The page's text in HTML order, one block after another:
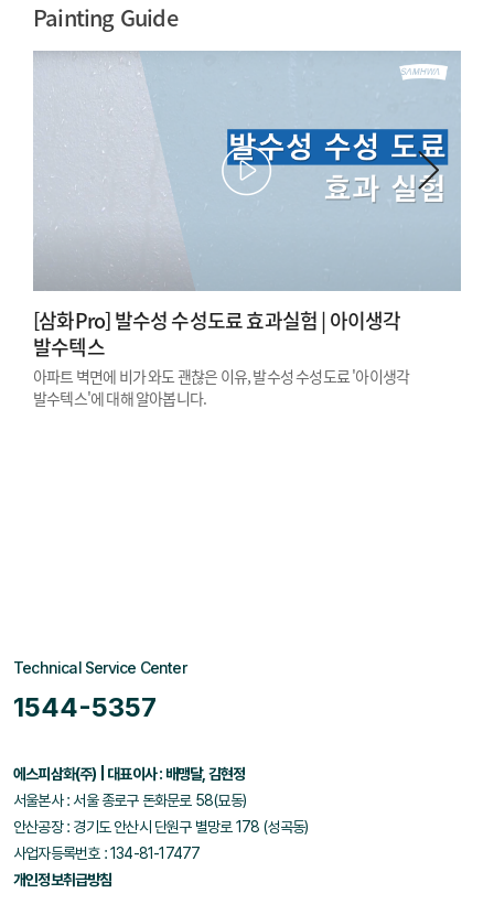
Painting Guide
[삼화Pro] 발수성 수성도료 효과실험 | 아이생각
발수텍스
아파트 벽면에 비가 와도 괜찮은 이유, 발수성 수성도료 '아이생각
발수텍스'에 대해 알아봅니다.
Technical Service Center
1544-5357
에스피삼화(주) | 대표이사 : 배맹달, 김현정
서울본사 : 서울 종로구 돈화문로 58(묘동)
안산공장 : 경기도 안산시 단원구 별망로 178 (성곡동)
사업자등록번호 : 134-81-17477
개인정보취급방침